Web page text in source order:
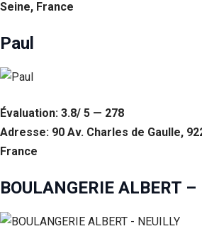
Seine, France
Paul
Évaluation: 3.8/ 5 — 278
Adresse: 90 Av. Charles de Gaulle,
France
BOULANGERIE ALBERT –